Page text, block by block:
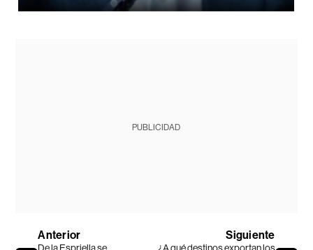
PUBLICIDAD
Anterior
De la Espriella se
Siguiente
¿A qué destinos exportan los